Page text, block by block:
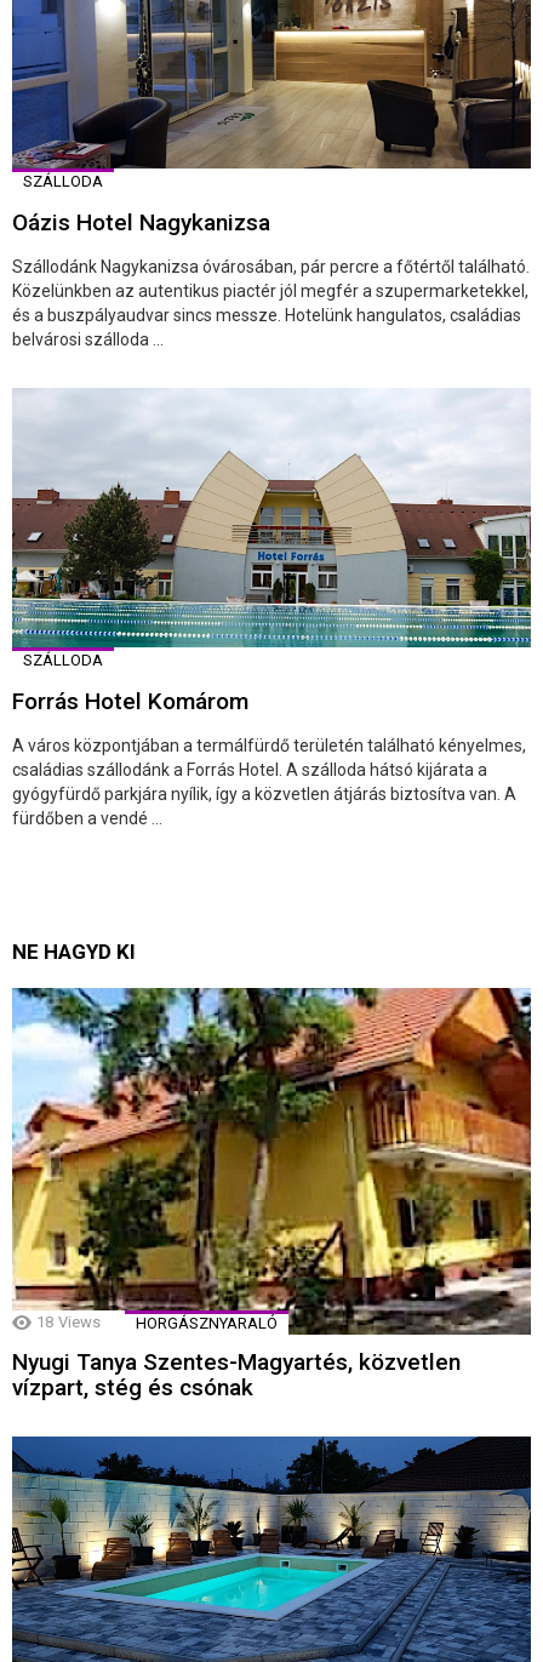
SZÁLLODA
Oázis Hotel Nagykanizsa
Szállodánk Nagykanizsa óvárosában, pár percre a főtértől található.
Közelünkben az autentikus piactér jól megfér a szupermarketekkel,
és a buszpályaudvar sincs messze. Hotelünk hangulatos, családias
belvárosi szálloda ...
SZÁLLODA
Forrás Hotel Komárom
A város központjában a termálfürdő területén található kényelmes,
családias szállodánk a Forrás Hotel. A szálloda hátsó kijárata a
gyógyfürdő parkjára nyílik, így a közvetlen átjárás biztosítva van. A
fürdőben a vendé ...
NE HAGYD KI
18 Views HORGÁSZNYARALÓ
Nyugi Tanya Szentes-Magyartés, közvetlen
vízpart, stég és csónak